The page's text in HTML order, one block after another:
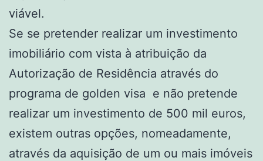
viável.
Se se pretender realizar um investimento
imobiliário com vista à atribuição da
Autorização de Residência através do
programa de golden visa e não pretende
realizar um investimento de 500 mil euros,
existem outras opções, nomeadamente,
através da aquisição de um ou mais imóveis